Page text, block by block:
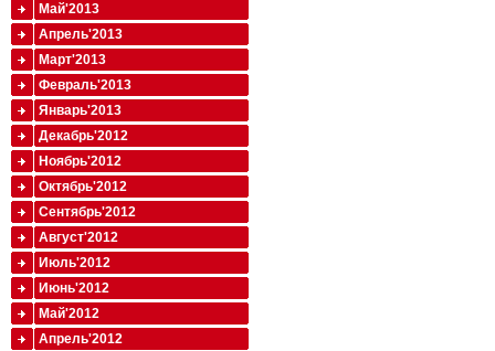
Май'2013
Апрель'2013
Март'2013
Февраль'2013
Январь'2013
Декабрь'2012
Ноябрь'2012
Октябрь'2012
Сентябрь'2012
Август'2012
Июль'2012
Июнь'2012
Май'2012
Апрель'2012